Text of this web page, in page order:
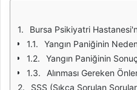
Bursa Psikiyatri
Yangın Paniğinin
Yangın Paniğinin
Alınması Gereken
SSS (Sıkça Sorulan